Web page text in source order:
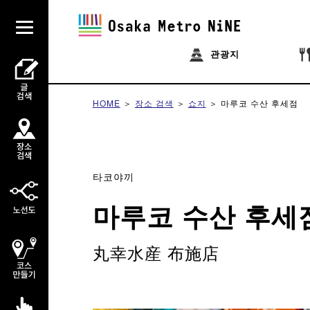
관광지
HOME 장소 검색 쇼지 마루코 수산 후세점
타코야끼
마루코 수산 후세
丸幸水産 布施店